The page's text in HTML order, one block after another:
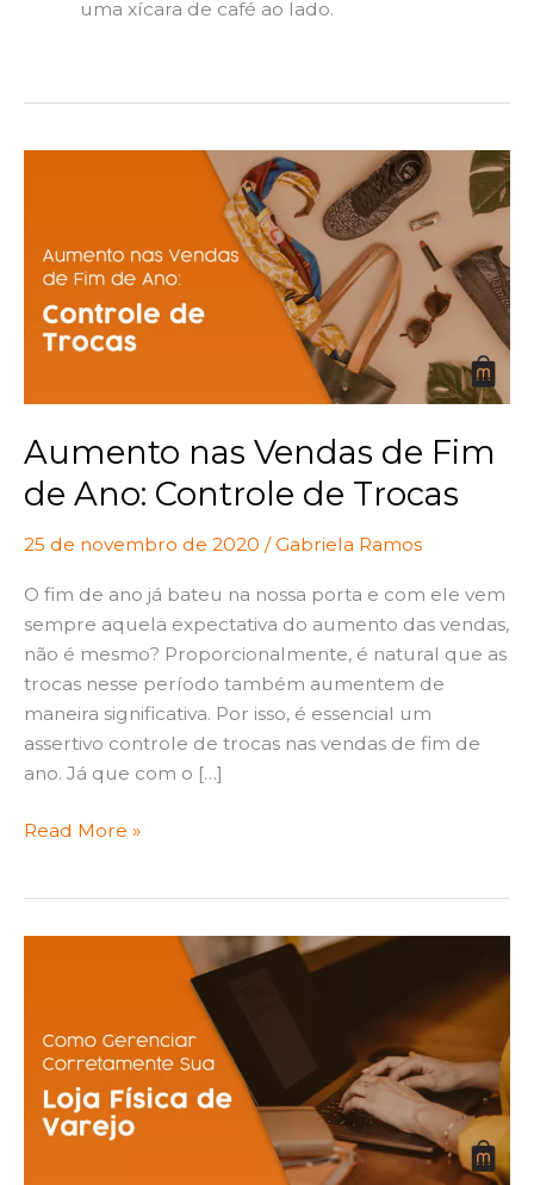
uma xícara de café ao lado.
Aumento nas Vendas de Fim
de Ano: Controle de Trocas
25 de novembro de 2020 /Gabriela Ramos
O fim de ano já bateu na nossa porta e com ele vem
sempre aquela expectativa do aumento das vendas,
não é mesmo? Proporcionalmente, é natural que as
trocas nesse período também aumentem de
maneira significativa. Por isso, é essencial um
assertivo controle de trocas nas vendas de fim de
ano. Já que com o […]
de
Fim
de
Ano:
de
Read More »
Sua
Loja
Física
de